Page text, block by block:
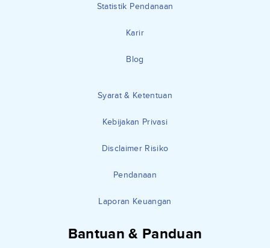
Statistik Pendanaan
Karir
Blog
Syarat & Ketentuan
Kebijakan Privasi
Disclaimer Risiko
Pendanaan
Laporan Keuangan
Bantuan & Panduan